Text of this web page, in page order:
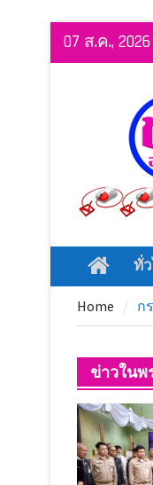
Skip
07 ส.ค., 2026
Home
ทั่
Home ก
ข่าวในพ